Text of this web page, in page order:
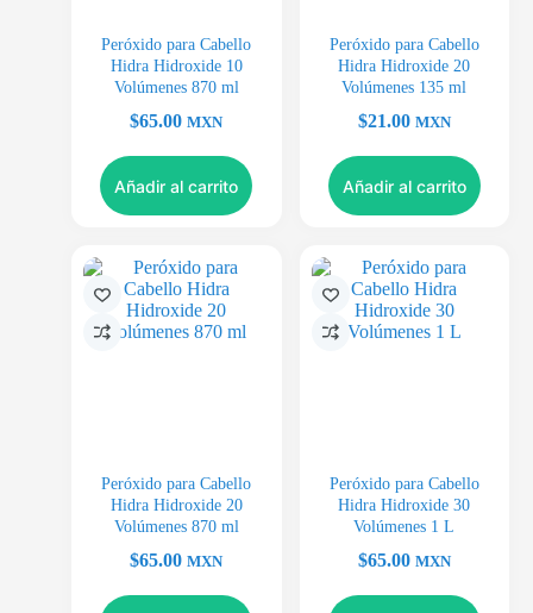
Peróxido para Cabello
Hidra Hidroxide 10
Volúmenes 870 ml
$65.00 MXN
Añadir al carrito
Peróxido para Cabello
Hidra Hidroxide 20
Volúmenes 135 ml
$21.00 MXN
Añadir al carrito
Peróxido para Cabello
Hidra Hidroxide 20
Volúmenes 870 ml
$65.00 MXN
Peróxido para Cabello
Hidra Hidroxide 30
Volúmenes 1 L
$65.00 MXN